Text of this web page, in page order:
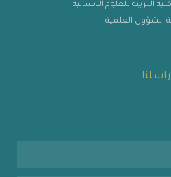
التربية للعلوم الانسانية
الشؤون العلمية
راسلنا..